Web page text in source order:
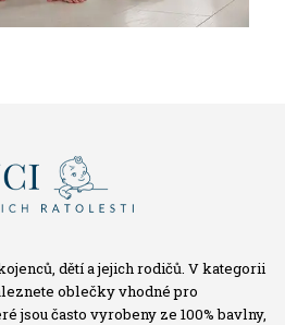
dětí a jejich rodičů. V kategorii
oblečky vhodné pro
jsou často vyrobeny ze 100% bavlny,